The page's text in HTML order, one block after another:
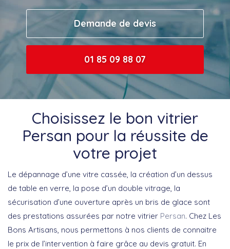
Demande de devis
01 85 09 88 07
Choisissez le bon vitrier
Persan pour la réussite de
votre projet
Le dépannage d’une vitre cassée, la création d’un dessus
de table en verre, la pose d’un double vitrage, la
sécurisation d’une ouverture après un bris de glace sont
des prestations assurées par notre vitrier Persan. Chez Les
Bons Artisans, nous permettons à nos clients de connaitre
le prix de l’intervention à faire grâce au devis gratuit. En